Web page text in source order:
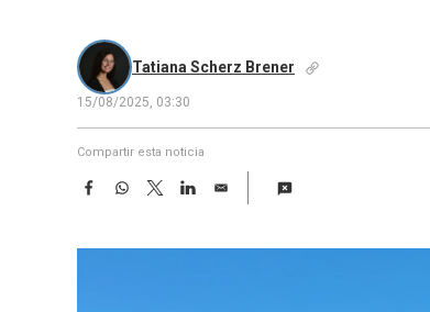
Tatiana Scherz Brener
15/08/2025, 03:30
Compartir esta noticia
F
e
W
t
T
w
t
L
k
E
i